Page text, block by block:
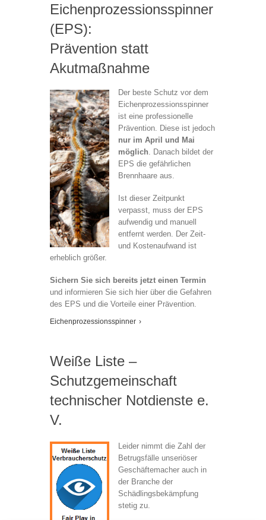
Eichenprozessionsspinner
(EPS):
Prävention statt
Akutmaßnahme
Der beste Schutz vor dem
Eichenprozessionsspinner
ist eine professionelle
Prävention. Diese ist jedoch
nur im April und Mai
möglich . Danach bildet der
EPS die gefährlichen
Brennhaare aus.
Ist dieser Zeitpunkt
verpasst, muss der EPS
aufwendig und manuell
entfernt werden. Der Zeit-
und Kostenaufwand ist
erheblich größer.
Sichern Sie sich bereits jetzt einen Termin
und informieren Sie sich hier über die Gefahren
des EPS und die Vorteile einer Prävention.
Eichenprozessionsspinner ›
Weiße Liste –
Schutzgemeinschaft
technischer Notdienste e.
V.
Leider nimmt die Zahl der
Betrugsfälle unseriöser
Geschäftemacher auch in
der Branche der
Schädlingsbekämpfung
stetig zu.